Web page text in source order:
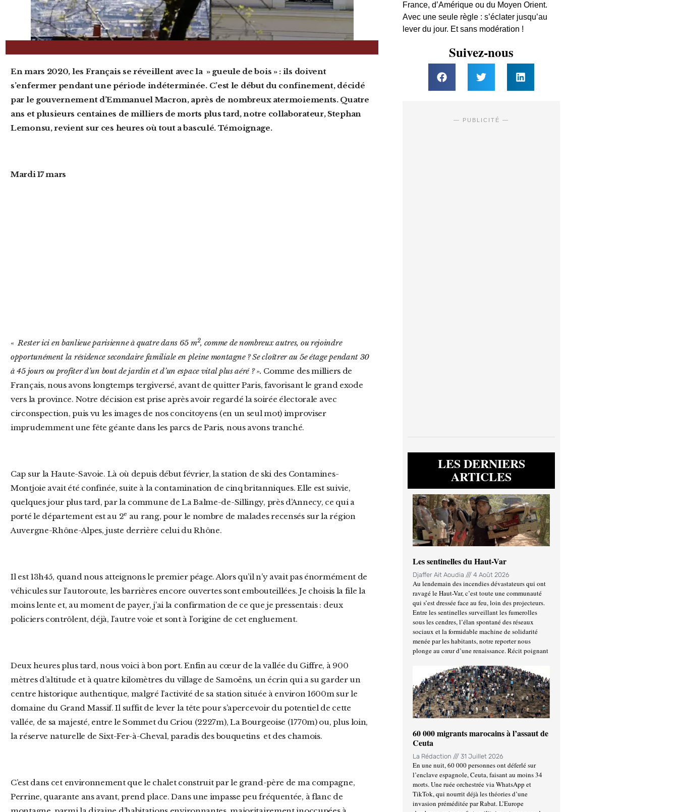
En mars 2020, les Français se réveillent avec la » gueule de bois » : ils doivent
s’enfermer pendant une période indéterminée. C’est le début du confinement, décidé
par le gouvernement d’Emmanuel Macron, après de nombreux atermoiements. Quatre
ans et plusieurs centaines de milliers de morts plus tard, notre collaborateur,Stephan
Lemonsu, revient sur ces heures où tout a basculé. Témoignage.
Mardi 17 mars
« Rester ici en banlieue parisienne à quatre dans 65 m2, comme de nombreux autres, ou rejoindre
opportunément la résidence secondaire familiale en pleine montagne ? Se cloîtrer au 5e étage pendant 30
à 45 jours ou profiter d’un bout de jardin et d’un espace vital plus aéré ? ». Comme des milliers de
Français, nous avons longtemps tergiversé, avant de quitter Paris, favorisant le grand exode
vers la province. Notre décision est prise après avoir regardé la soirée électorale avec
circonspection, puis vu les images de nos concitoyens (en un seul mot) improviser
imprudemment une fête géante dans les parcs de Paris, nous avons tranché.
Cap sur la Haute-Savoie. Là où depuis début février, la station de ski des Contamines-
Montjoie avait été confinée, suite à la contamination de cinq britanniques. Elle est suivie,
quelques jour plus tard, par la commune de La Balme-de-Sillingy, près d’Annecy, ce qui a
porté le département est au 2e au rang, pour le nombre de malades recensés sur la région
Auvergne-Rhône-Alpes, juste derrière celui du Rhône.
Il est 13h45, quand nous atteignons le premier péage. Alors qu’il n’y avait pas énormément de
véhicules sur l’autoroute, les barrières encore ouvertes sont embouteillées. Je choisis la file la
moins lente et, au moment de payer, j’ai la confirmation de ce que je pressentais : deux
policiers contrôlent, déjà, l’autre voie et sont à l’origine de cet engluement.
Deux heures plus tard, nous voici à bon port. Enfin au cœur de la vallée du Giffre, à 900
mètres d’altitude et à quatre kilomètres du village de Samoëns, un écrin qui a su garder un
centre historique authentique, malgré l’activité de sa station située à environ 1600m sur le
domaine du Grand Massif. Il suffit de lever la tête pour s’apercevoir du potentiel de cette
vallée, de sa majesté, entre le Sommet du Criou (2227m), La Bourgeoise (1770m) ou, plus loin,
la réserve naturelle de Sixt-Fer-à-Cheval, paradis des bouquetins et des chamois.
C’est dans cet environnement que le chalet construit par le grand-père de ma compagne,
Perrine, quarante ans avant, prend place. Dans une impasse peu fréquentée, à flanc de
France, d’Amérique ou du Moyen Orient.
Avec une seule règle : s’éclater jusqu’au
lever du jour. Et sans modération !
Suivez-nous
— PUBLICITÉ —
LES DERNIERS
ARTICLES
Les sentinelles du Haut-Var
Djaffer Ait Aoudia 4 Août 2026
Au lendemain des incendies dévastateurs qui ont
ravagé le Haut-Var, c’est toute une communauté
qui s’est dressée face au feu, loin des projecteurs.
Entre les sentinelles surveillant les fumerolles
sous les cendres, l’élan spontané des réseaux
sociaux et la formidable machine de solidarité
menée par les habitants, notre reporter nous
plonge au cœur d’une renaissance. Récit poignant
60 000 migrants marocains à l’assaut de
Ceuta
La Rédaction 31 Juillet 2026
En une nuit, 60 000 personnes ont déferlé sur
l’enclave espagnole, Ceuta, faisant au moins 34
morts. Une ruée orchestrée via WhatsApp et
TikTok, qui nourrit déjà les théories d’une
invasion préméditée par Rabat. L’Europe